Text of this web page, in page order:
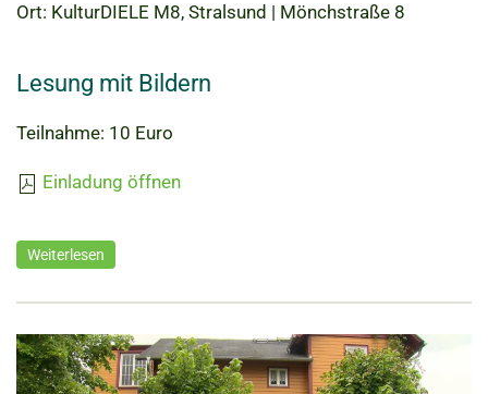
Ort: KulturDIELE M8, Stralsund | Mönchstraße 8
Lesung mit Bildern
Teilnahme: 10 Euro
Einladung öffnen
Weiterlesen